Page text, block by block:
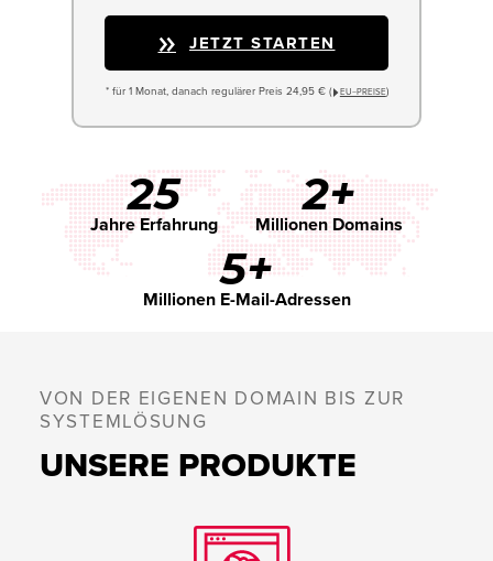
JETZT STARTEN
* für 1 Monat, danach regulärer Preis 24,95 € ( EU−PREISE)
25
Jahre Erfahrung
2+
Millionen Domains
5+
Millionen E-Mail-Adressen
VON DER EIGENEN DOMAIN BIS ZUR
SYSTEMLÖSUNG
UNSERE PRODUKTE